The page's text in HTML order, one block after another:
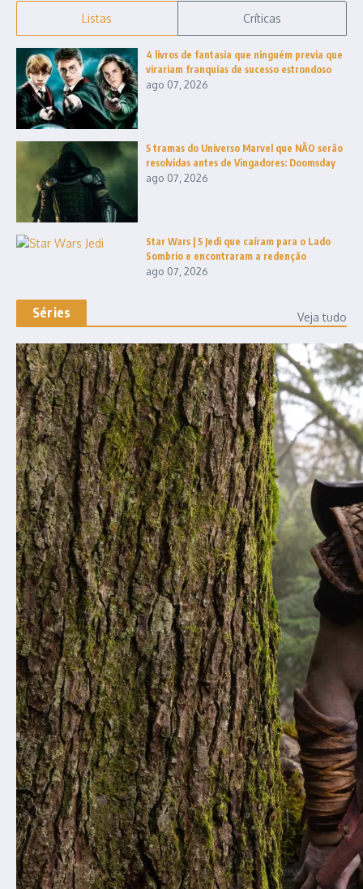
Listas Críticas
4 livros de fantasia que ninguém previa que
virariam franquias de sucesso estrondoso
ago 07, 2026
5 tramas do Universo Marvel que NÃO serão
resolvidas antes de Vingadores: Doomsday
ago 07, 2026
Star Wars | 5 Jedi que caíram para o Lado
Sombrio e encontraram a redenção
ago 07, 2026
Séries Veja tudo